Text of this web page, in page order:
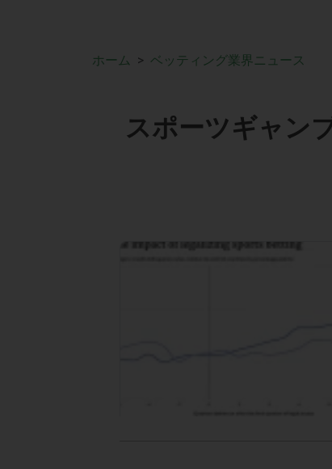
ホーム ベッティング業界ニュース
スポーツギャン